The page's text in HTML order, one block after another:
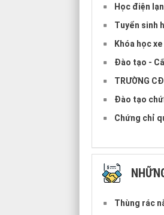
Học điện
Tuyển sinh
Khóa học
Đào tạo -
TRƯỜNG
Đào tạo
Chứng chỉ
Thùng rác